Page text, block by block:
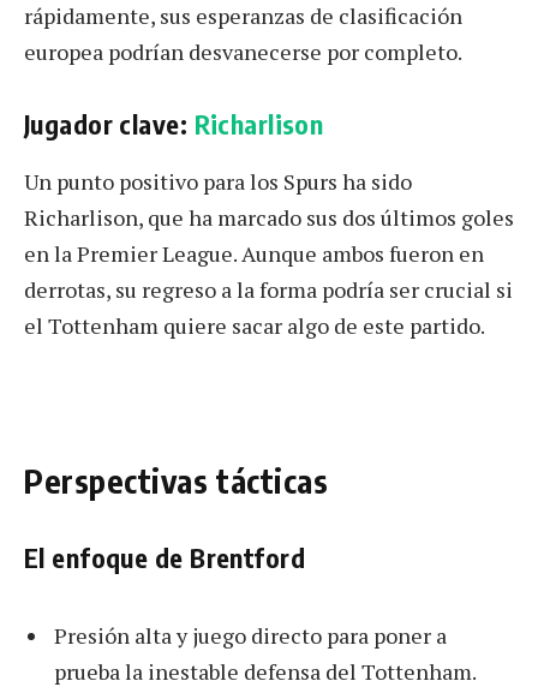
rápidamente, sus esperanzas de clasificación
europea podrían desvanecerse por completo.
Jugador clave: Richarlison
Un punto positivo para los Spurs ha sido
Richarlison, que ha marcado sus dos últimos goles
en la Premier League. Aunque ambos fueron en
derrotas, su regreso a la forma podría ser crucial si
el Tottenham quiere sacar algo de este partido.
Perspectivas tácticas
El enfoque de Brentford
Presión alta y juego directo para poner a
prueba la inestable defensa del Tottenham.